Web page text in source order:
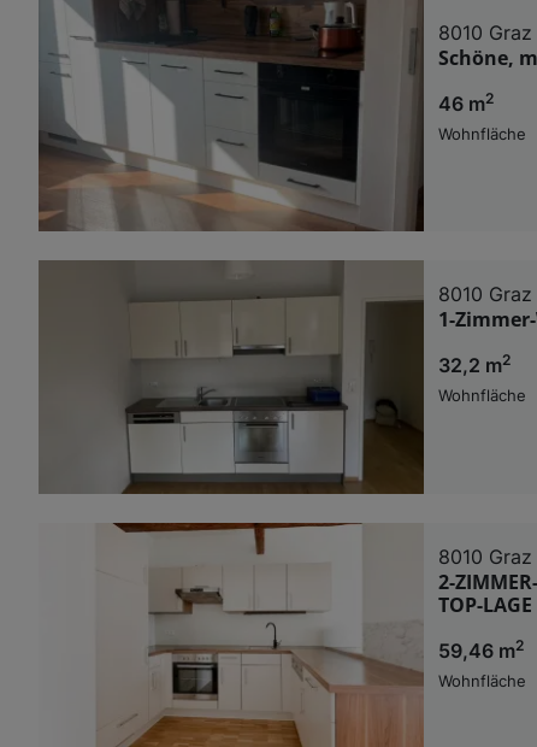
8010 Graz
Schöne,
46 m2
Wohnfläche
8010 Graz
1-
32,2 m2
Wohnfläche
8010 Graz
2-
TOP-
59,46 m2
Wohnfläche